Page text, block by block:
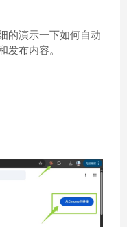
的演示一下如何自动
发布内容。